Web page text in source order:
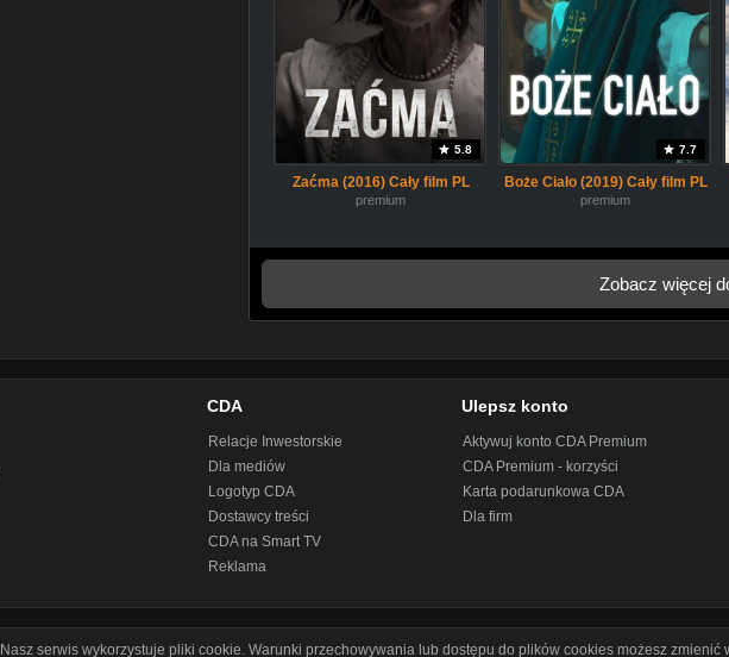
5.8
Zaćma (2016) Cały film PL
premium
7.7
Boże Ciało (2019) Cały film PL
premium
Zobacz więcej
CDA
Relacje Inwestorskie
Dla mediów
Logotyp CDA
Dostawcy treści
CDA na Smart TV
Reklama
Ulepsz konto
Aktywuj konto CDA Premium
CDA Premium - korzyści
Karta podarunkowa CDA
Dla firm
Nasz serwis wykorzystuje pliki cookie. Warunki przechowywania lub dostępu do plików cookies możesz zmienić